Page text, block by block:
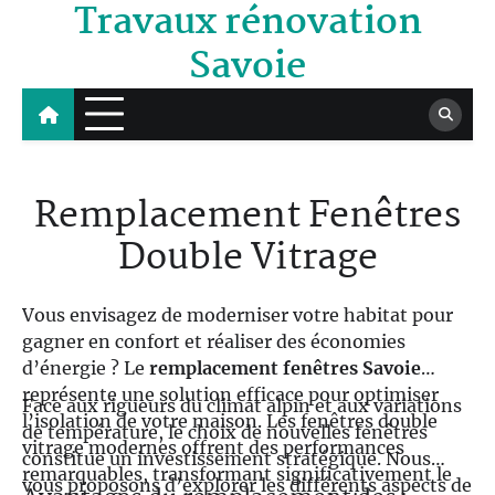
Travaux rénovation
Savoie
Remplacement Fenêtres
Double Vitrage
Vous envisagez de moderniser votre habitat pour
gagner en confort et réaliser des économies
d’énergie ? Le remplacement fenêtres Savoie
représente une solution efficace pour optimiser
l’isolation de votre maison. Les fenêtres double
vitrage modernes offrent des performances
remarquables, transformant significativement le
Face aux rigueurs du climat alpin et aux variations
de température, le choix de nouvelles fenêtres
constitue un investissement stratégique. Nous
vous proposons d’explorer les différents aspects de